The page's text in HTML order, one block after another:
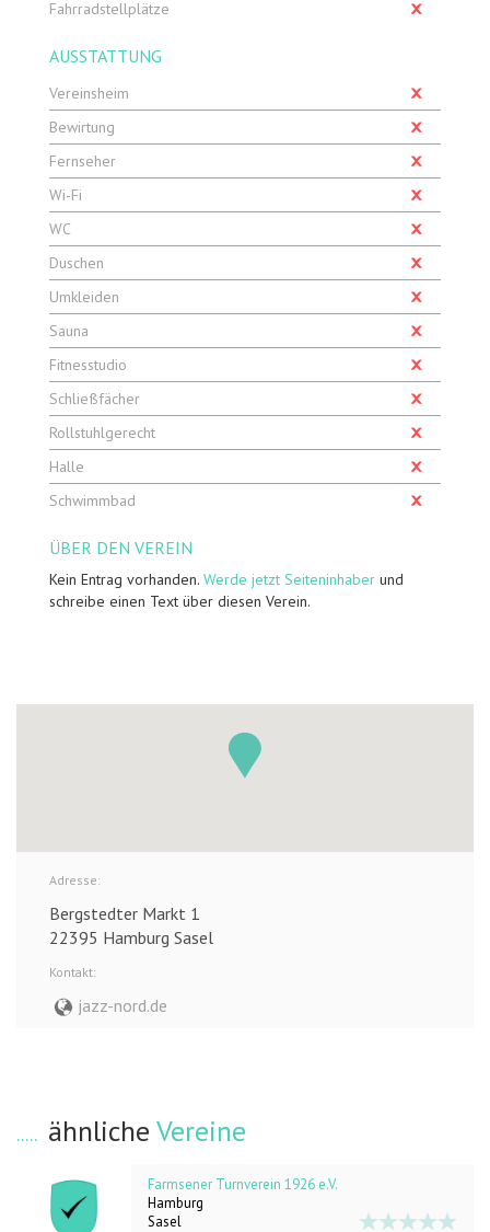
Fahrradstellplätze
AUSSTATTUNG
Vereinsheim
Bewirtung
Fernseher
Wi-Fi
WC
Duschen
Umkleiden
Sauna
Fitnesstudio
Schließfächer
Rollstuhlgerecht
Halle
Schwimmbad
ÜBER DEN VEREIN
Kein Entrag vorhanden. Werde jetzt Seiteninhaber und
schreibe einen Text über diesen Verein.
Adresse:
Bergstedter Markt 1
22395 Hamburg Sasel
Kontakt:
jazz-nord.de
ähnliche Vereine
Farmsener Turnverein 1926 e.V.
Hamburg
Sasel